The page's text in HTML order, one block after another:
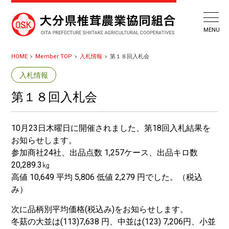
HOME Member TOP 入札情報 第１８回入札会
入札情報
第１８回入札会
10月23日木曜日に開催されました、第18回入札結果を
お知らせします。
参加商社24社、出品点数 1,257ケース、出品キロ数
20,289.3㎏
高値 10,649 平均 5,806 低値 2,279 円でした。（税込
み）
次に品柄別平均価格(税込み)をお知らせします。
冬菇の大並は(113)7,638 円、中並は(123) 7,206円、小並